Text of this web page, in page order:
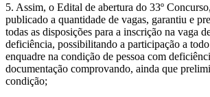
5. Assim, o Edital de abertura do 33º
publicado a quantidade de vagas, garantiu e
todas as disposições para a inscrição na vaga
deficiência, possibilitando a participação a
enquadre na condição de pessoa com
documentação comprovando, ainda que
condição;